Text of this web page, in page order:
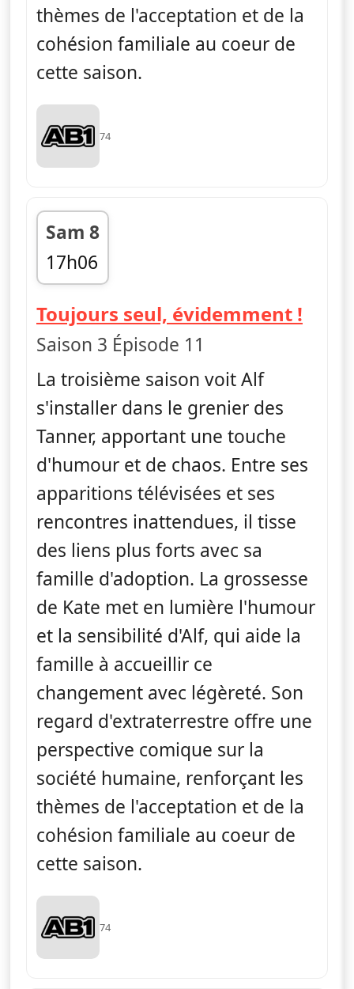
thèmes de l'acceptation et de la
cohésion familiale au coeur de
cette saison.
74
Sam 8
17h06
fin 17h32
Toujours seul, évidemment !
Saison 3 Épisode 11
La troisième saison voit Alf
s'installer dans le grenier des
Tanner, apportant une touche
d'humour et de chaos. Entre ses
apparitions télévisées et ses
rencontres inattendues, il tisse
des liens plus forts avec sa
famille d'adoption. La grossesse
de Kate met en lumière l'humour
et la sensibilité d'Alf, qui aide la
famille à accueillir ce
changement avec légèreté. Son
regard d'extraterrestre offre une
perspective comique sur la
société humaine, renforçant les
thèmes de l'acceptation et de la
cohésion familiale au coeur de
cette saison.
74